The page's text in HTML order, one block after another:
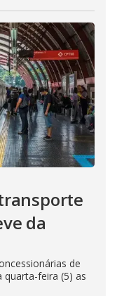
da
de
feira (5) as